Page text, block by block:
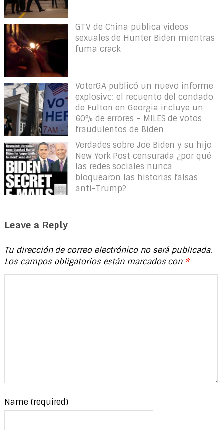
GTV de China publica videos
sexuales de Hunter Biden mientras
fuma crack
VoterGA publicó un nuevo informe
explosivo: el recuento del condado
de Fulton en Georgia incluye un
60% de errores – MILES de votos
fraudulentos de Biden
Verdades sobre Joe Biden y su hijo
New York Post censurada ¿por qué
las redes sociales nunca
bloquearon las historias falsas
anti-Trump?
Leave a Reply
Tu dirección de correo electrónico no será publicada.
Los campos obligatorios están marcados con *
Name (required)